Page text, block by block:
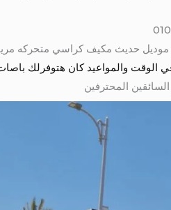
كان هتوفرلك باصات من 7 راكب الى
المحترفين